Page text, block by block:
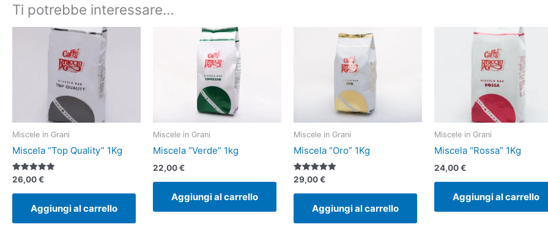
Ti potrebbe interessare…
Miscele in Grani
Miscela “Top Quality” 1Kg
Valutato
5.00
su 5
26,00€
Aggiungi al carrello
Miscele in Grani
Miscela “Verde” 1kg
22,00€
Aggiungi al carrello
Miscele in Grani
Miscela “Oro” 1Kg
Valutato
5.00
su 5
29,00€
Aggiungi al carrello
Miscele in Grani
Miscela “Rossa” 1Kg
24,00€
Aggiungi al carrello